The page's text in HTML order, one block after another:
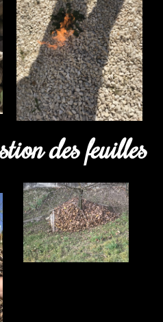
des feuilles